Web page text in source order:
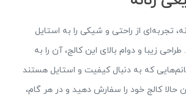
تجربه‌ای از راحتی و شیکی را به استایل
زیبا و دوام بالای این کالج، آن را به
که به دنبال کیفیت و استایل هستند
کالج خود را سفارش دهید و در هر گام،